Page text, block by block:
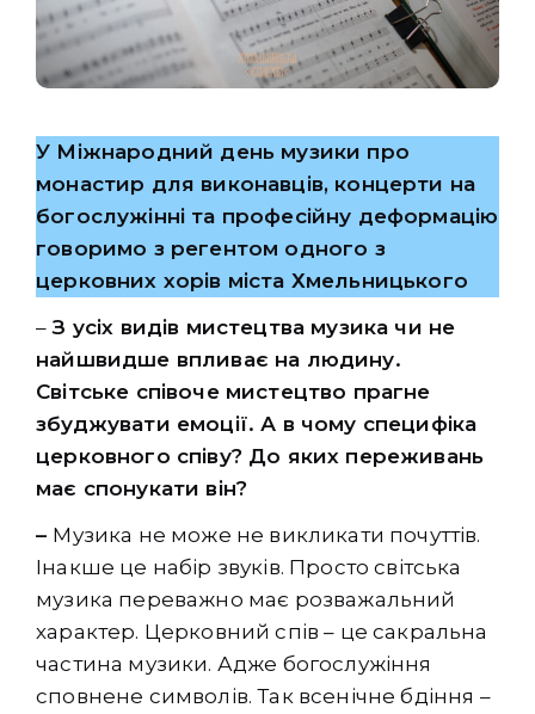
У Міжнародний день музики про
монастир для виконавців, концерти на
богослужінні та професійну деформацію
говоримо з регентом одного з
церковних хорів міста Хмельницького
– З усіх видів мистецтва музика чи не
найшвидше впливає на людину.
Світське співоче мистецтво прагне
збуджувати емоції. А в чому специфіка
церковного співу? До яких переживань
має спонукати він?
– Музика не може не викликати почуттів.
Інакше це набір звуків. Просто світська
музика переважно має розважальний
характер. Церковний спів – це сакральна
частина музики. Адже богослужіння
сповнене символів. Так всенічне бдіння –